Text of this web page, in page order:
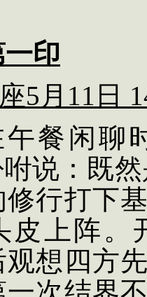
印
5 月 11 日
午餐闲聊
说：既
修行打下
皮上阵。
观想四方